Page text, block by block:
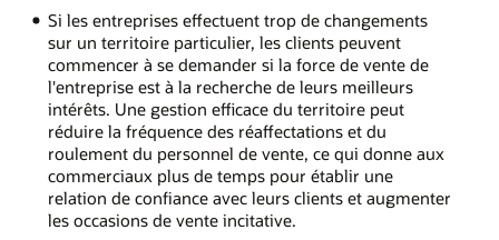
Si les entreprises effectuent trop de changements
sur un territoire particulier, les clients peuvent
commencer à se demander si la force de vente de
l'entreprise est à la recherche de leurs meilleurs
intérêts. Une gestion efficace du territoire peut
réduire la fréquence des réaffectations et du
roulement du personnel de vente, ce qui donne aux
commerciaux plus de temps pour établir une
relation de confiance avec leurs clients et augmenter
les occasions de vente incitative.